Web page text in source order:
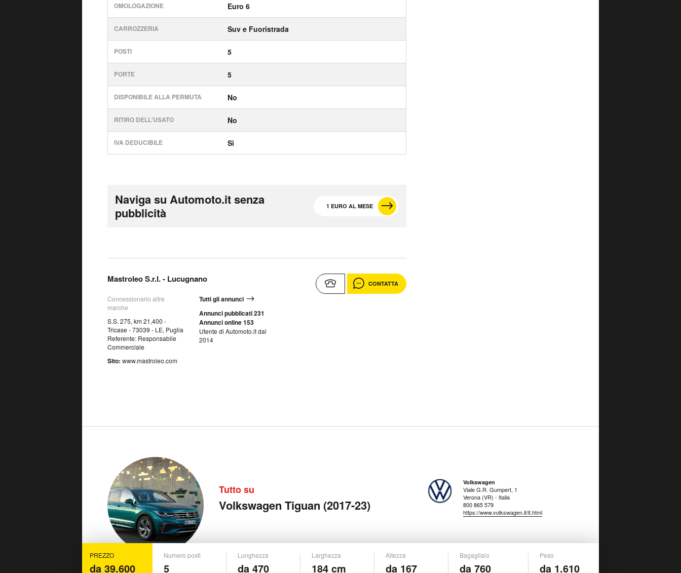
OMOLOGAZIONE Euro 6
CARROZZERIA Suv e Fuoristrada
POSTI 5
PORTE 5
DISPONIBILE ALLA PERMUTA No
RITIRO DELL'USATO No
IVA DEDUCIBILE Sì
Naviga su Automoto.it senza
pubblicità
1 EURO AL MESE
Mastroleo S.r.l. - Lucugnano
Concessionario altre
marche
S.S. 275, km 21,400 -
Tricase - 73039 - LE, Puglia
Referente: Responsabile
Commerciale
Sito: www.mastroleo.com
Tutti gli annunci
Annunci pubblicati 231
Annunci online 153
Utente di Automoto.it dal
2014
CONTATTA
Tutto su
Volkswagen Tiguan (2017-23)
Volkswagen
Viale G.R. Gumpert, 1
Verona (VR) - Italia
800 865 579
https://www.volkswagen.it/it.html
PREZZO
da 39.600
Numero posti
5
Lunghezza
da 470
Larghezza
184 cm
Altezza
da 167
Bagagliaio
da 760
Peso
da 1.610